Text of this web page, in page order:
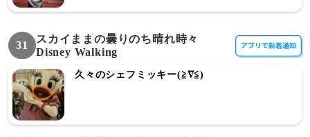
31
スカイままの曇りのち晴れ時々
Disney Walking
久々のシェフミッキー(≧∇≦)